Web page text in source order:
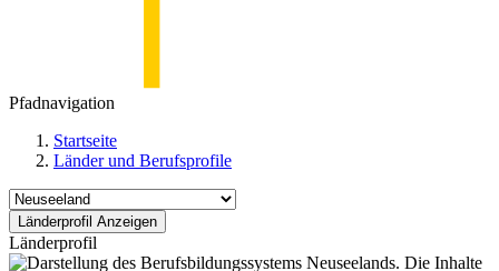
Pfadnavigation
Startseite
Länder und Berufsprofile
Länderprofil